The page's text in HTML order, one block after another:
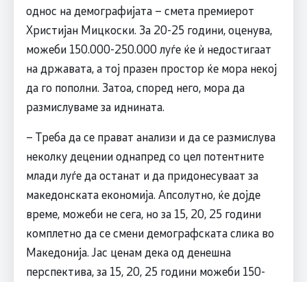
однос на демографијата – смета премиерот
Христијан Мицкоски. За 20-25 години, оценува,
можеби 150.000-250.000 луѓе ќе ѝ недостигаат
на државата, а тој празен простор ќе мора некој
да го пополни. Затоа, според него, мора да
размислуваме за иднината.
– Треба да се прават анализи и да се размислува
неколку децении однапред со цел потентните
млади луѓе да останат и да придонесуваат за
македонската економија. Апсолутно, ќе дојде
време, можеби не сега, но за 15, 20, 25 години
комплетно да се смени демографската слика во
Македонија. Јас ценам дека од денешна
перспектива, за 15, 20, 25 години можеби 150-